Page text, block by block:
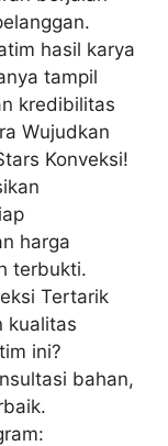
hasil karya
tampil
kredibilitas
Wujudkan
Konveksi!
harga
terbukti.
Tertarik
kualitas
ini?
bahan,